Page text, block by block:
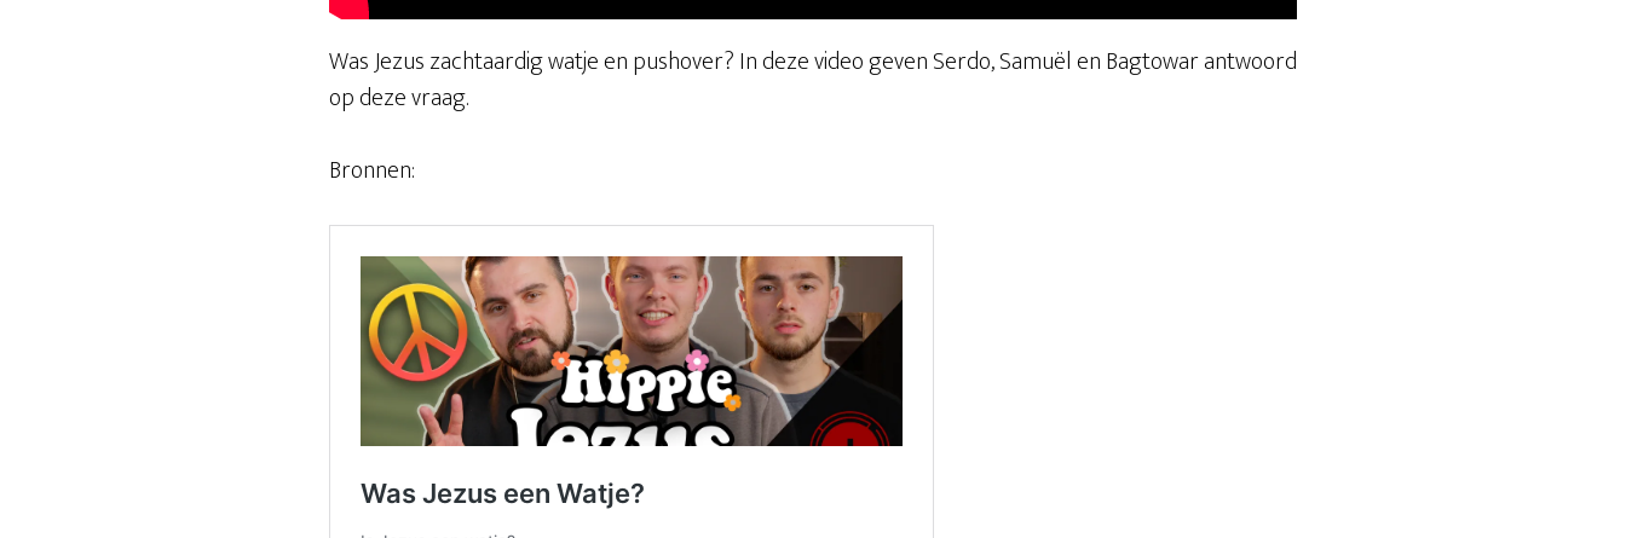
Was Jezus zachtaardig watje en pushover? In deze video geven Serdo, Samuël en Bagtowar antwoord
op deze vraag.
Bronnen: